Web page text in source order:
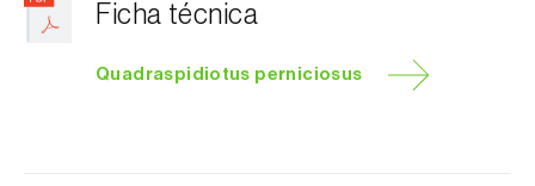
Ficha técnica
Quadraspidiotus perniciosus